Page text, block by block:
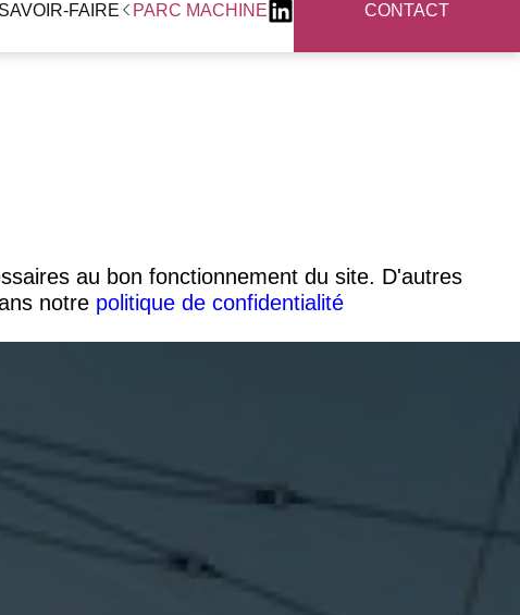
SAVOIR-FAIRE PARC MACHINE CONTACT
au bon fonctionnement du site. D'autres
notre politique de confidentialité